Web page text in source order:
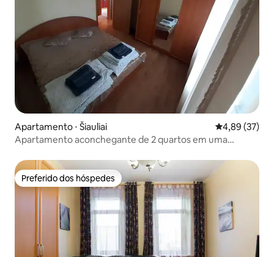
Apartamento ⋅ Šiauliai 4,89 de uma
4,89 (37)
Apartamento aconchegante de 2 quartos em uma
Preferido dos hóspedes
Preferido dos hóspedes